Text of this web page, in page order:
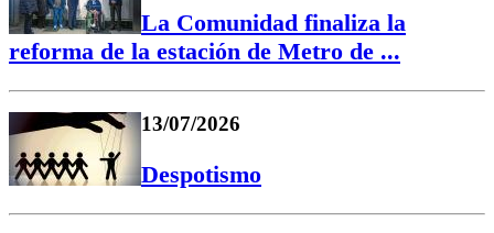
La Comunidad finaliza la
reforma de la estación de Metro de ...
13/07/2026
Despotismo